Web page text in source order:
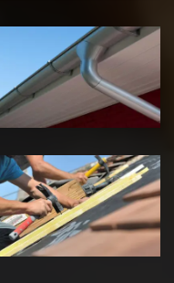
pose de
gouttière 39
Jura
Réparation de
toiture 39
Jura